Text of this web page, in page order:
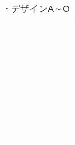
・デザインA～O